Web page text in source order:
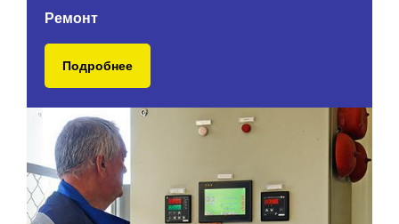
Ремонт
Подробнее